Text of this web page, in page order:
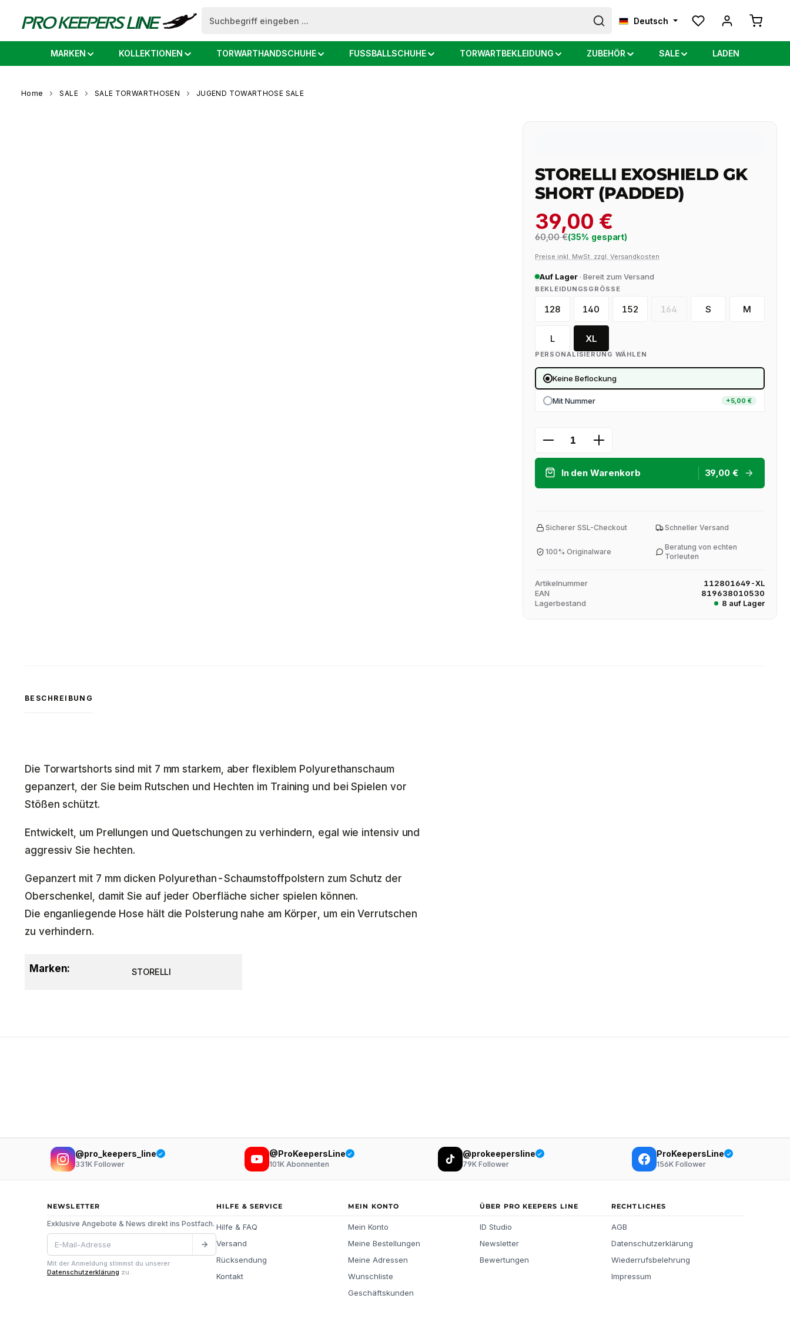
Deutsch
MARKEN KOLLEKTIONEN TORWARTHANDSCHUHE FUSSBALLSCHUHE TORWARTBEKLEIDUNG ZUBEHÖR SALE LADEN
Home SALE SALE TORWARTHOSEN JUGEND TOWARTHOSE SALE
STORELLI EXOSHIELD GK
SHORT (PADDED)
39,00 €
Regulärer Preis:
60,00 €(35% gespart)
Preise inkl. MwSt. zzgl. Versandkosten
Auf Lager · Bereit zum Versand
BEKLEIDUNGSGRÖSSE
AUSWÄHLEN
128128 (YS)140140 (YM)152152 (YL)164164 (YXL)
(Diese Option ist zurzeit nicht
S M
L XL
PERSONALISIERUNG WÄHLEN
Keine Beflockung
Mit Nummer +5,00 €
Produkt Anzahl: Gib den
In den Warenkorb 39,00 €
Sicherer SSL-Checkout Schneller Versand
100% Originalware
Beratung von echten
Torleuten
Artikelnummer
112801649-XL
EAN
819638010530
Lagerbestand
8 auf Lager
BESCHREIBUNG
Die Torwartshorts sind mit 7 mm starkem, aber flexiblem Polyurethanschaum
gepanzert, der Sie beim Rutschen und Hechten im Training und bei Spielen vor
Stößen schützt.
Entwickelt, um Prellungen und Quetschungen zu verhindern, egal wie intensiv und
aggressiv Sie hechten.
Gepanzert mit 7 mm dicken Polyurethan-Schaumstoffpolstern zum Schutz der
Oberschenkel, damit Sie auf jeder Oberfläche sicher spielen können.
Die enganliegende Hose hält die Polsterung nahe am Körper, um ein Verrutschen
zu verhindern.
Marken: STORELLI
@pro_keepers_line
331KFollower
@ProKeepersLine
101KAbonnenten
@prokeepersline
79KFollower
ProKeepersLine
156K Follower
NEWSLETTER
Exklusive Angebote & News direkt ins Postfach.
Mit der Anmeldung stimmst du unserer
Datenschutzerklärung zu.
HILFE & SERVICE
Hilfe & FAQ
Versand
Rücksendung
Kontakt
MEIN KONTO
Mein Konto
Meine Bestellungen
Meine Adressen
Wunschliste
Geschäftskunden
ÜBER PRO KEEPERS LINE
ID Studio
Newsletter
Bewertungen
RECHTLICHES
AGB
Datenschutzerklärung
Wiederrufsbelehrung
Impressum